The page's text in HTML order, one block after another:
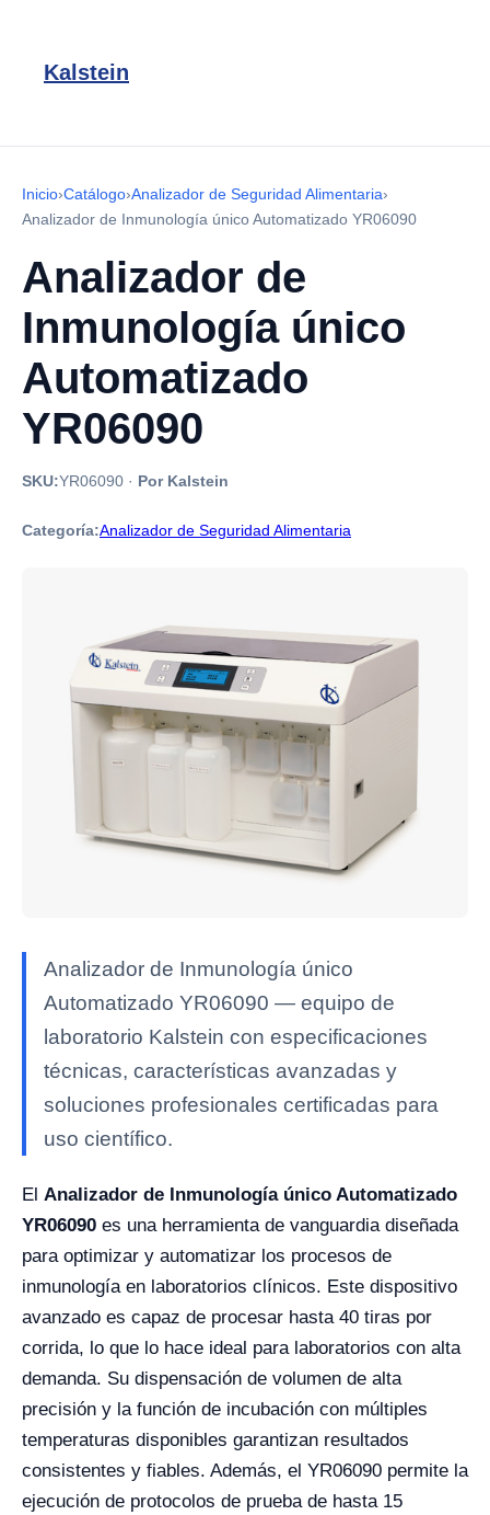
Kalstein
Inicio›Catálogo›Analizador de Seguridad Alimentaria›
Analizador de Inmunología único Automatizado YR06090
Analizador de
Inmunología único
Automatizado
YR06090
SKU:YR06090 · Por Kalstein
Categoría:Analizador de Seguridad Alimentaria
Analizador de Inmunología único
Automatizado YR06090 — equipo de
laboratorio Kalstein con especificaciones
técnicas, características avanzadas y
soluciones profesionales certificadas para
uso científico.
El Analizador de Inmunología único Automatizado
YR06090 es una herramienta de vanguardia diseñada
para optimizar y automatizar los procesos de
inmunología en laboratorios clínicos. Este dispositivo
avanzado es capaz de procesar hasta 40 tiras por
corrida, lo que lo hace ideal para laboratorios con alta
demanda. Su dispensación de volumen de alta
precisión y la función de incubación con múltiples
temperaturas disponibles garantizan resultados
consistentes y fiables. Además, el YR06090 permite la
ejecución de protocolos de prueba de hasta 15